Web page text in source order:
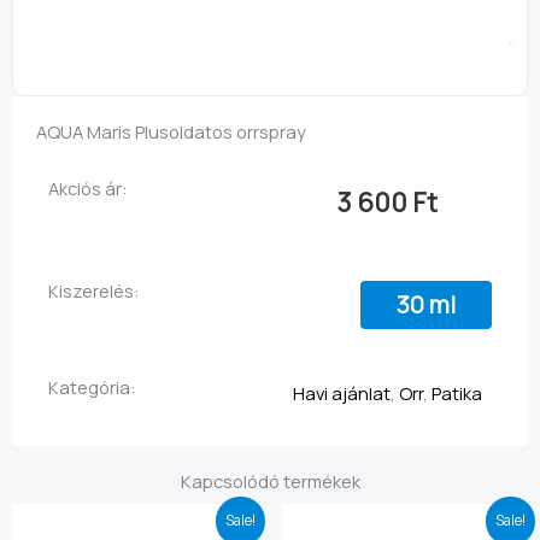
AQUA Maris Plusoldatos orrspray
Akciós ár: 3 600 Ft
Kiszerelés: 30 ml
Kategória: Havi ajánlat, Orr, Patika
Kapcsolódó termékek
Sale! Sale!